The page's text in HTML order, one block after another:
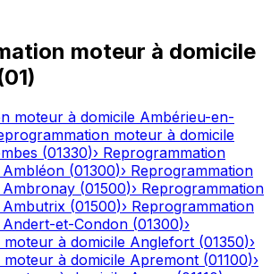
moteur à domicile
01)
moteur à domicile Ambérieu-en-
moteur à domicile
(01330)› Reprogrammation
Ambléon (01300)› Reprogrammation
Ambronay (01500)› Reprogrammation
Ambutrix (01500)› Reprogrammation
Andert-et-Condon (01300)›
à domicile Anglefort (01350)›
à domicile Apremont (01100)›